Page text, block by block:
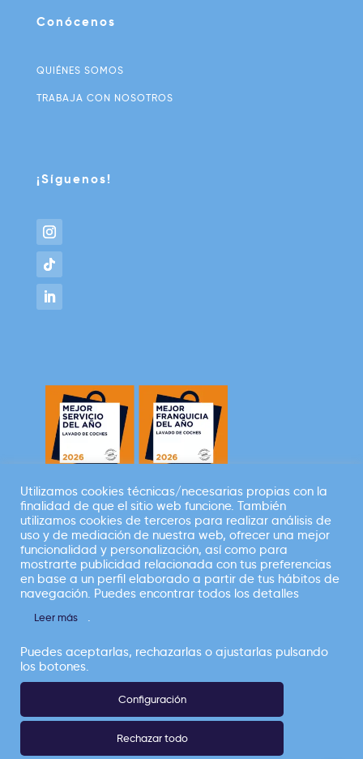
Conócenos
QUIÉNES SOMOS
TRABAJA CON NOSOTROS
¡Síguenos!
Empresa perteneciente a
derechos reservados 2026
CANAL ÉTICO
POLÍTICA DE PRIVACIDAD
Utilizamos cookies técnicas/necesarias propias con la
finalidad de que el sitio web funcione. También
utilizamos cookies de terceros para realizar análisis de
uso y de mediación de nuestra web, ofrecer una mejor
funcionalidad y personalización, así como para
mostrarte publicidad relacionada con tus preferencias
en base a un perfil elaborado a partir de tus hábitos de
navegación. Puedes encontrar todos los detalles
Leer más .
Puedes aceptarlas, rechazarlas o ajustarlas pulsando
los botones.
Configuración
Rechazar todo